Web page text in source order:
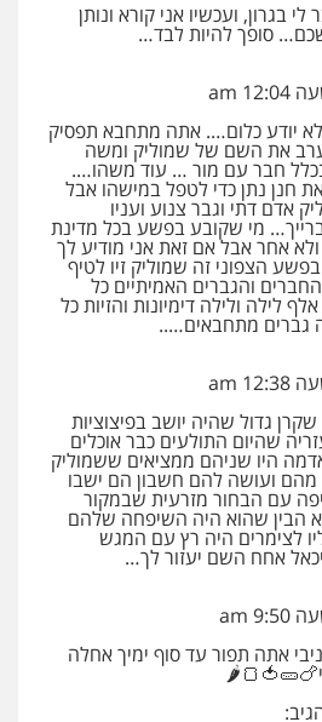
בגרון, ועכשיו אני קורא ונותן
סופך להיות לבד…
יודע כלום…. אתה מתחבא תפסיק
את השם של שמוליק ומשה
בכלל חבר עם מור … עוד משהו….
חנן נתן כדי לטפל במישהו אבל
אדם דתי וגבר צנוע ועניו
מי שקובע בפשע בכל מדינת
אחר אבל אם זאת אני מודיע לך
גברים בפשע הצפוני זה שמוליק זיו לטיף
והגברים האמיתיים כל
לילה ולילה דימיונות והזיות כל
גברים מתחבאים…..
גדול שהיה יושב בפיצוציות
שהיום התולעים כבר אוכלים
היו שניהם ממציאים ששמוליק
ועושה להם חשבון הם ישבו
עם הבחור מזרעית שבמקור
הבין שהוא היה השיפחה שלהם
לצימרים היה רץ עם המגש
אחח השם יעזור לך…
אתה תפור עד סוף ימיך אחלה